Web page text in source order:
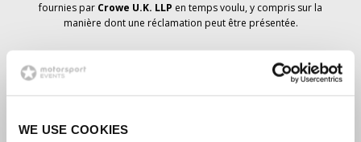
WE USE COOKIES
fournies par Crowe U.K. LLP en temps voulu, y compris sur la
manière dont une réclamation peut être présentée.
Si vous avez
avez reçu un avis d'annulation concernant votre
commande de billets, votre réservation n'a pas été annulée et il est
prévu que vous recevrez les billets que vous avez commandés en
fournisseurs pour s'assurer que les billets du Grand Prix sont livrés.